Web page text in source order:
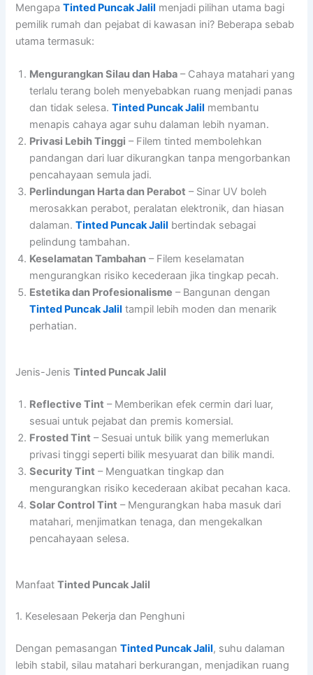
MengapaTinted Puncak Jalil menjadi pilihan utama bagi
pemilik rumah dan pejabat di kawasan ini? Beberapa sebab
utama termasuk:
Mengurangkan Silau dan Haba – Cahaya matahari yang
terlalu terang boleh menyebabkan ruang menjadi panas
dan tidak selesa.Tinted Puncak Jalil membantu
menapis cahaya agar suhu dalaman lebih nyaman.
Privasi Lebih Tinggi – Filem tinted membolehkan
pandangan dari luar dikurangkan tanpa mengorbankan
pencahayaan semula jadi.
Perlindungan Harta dan Perabot – Sinar UV boleh
merosakkan perabot, peralatan elektronik, dan hiasan
dalaman.Tinted Puncak Jalil bertindak sebagai
pelindung tambahan.
Keselamatan Tambahan – Filem keselamatan
mengurangkan risiko kecederaan jika tingkap pecah.
Estetika dan Profesionalisme – Bangunan dengan
Tinted Puncak Jalil tampil lebih moden dan menarik
perhatian.
Jenis-JenisTinted Puncak Jalil
Reflective Tint – Memberikan efek cermin dari luar,
sesuai untuk pejabat dan premis komersial.
Frosted Tint – Sesuai untuk bilik yang memerlukan
privasi tinggi seperti bilik mesyuarat dan bilik mandi.
Security Tint – Menguatkan tingkap dan
mengurangkan risiko kecederaan akibat pecahan kaca.
Solar Control Tint – Mengurangkan haba masuk dari
matahari, menjimatkan tenaga, dan mengekalkan
pencahayaan selesa.
ManfaatTinted Puncak Jalil
1. Keselesaan Pekerja dan Penghuni
Dengan pemasanganTinted Puncak Jalil, suhu dalaman
lebih stabil, silau matahari berkurangan, menjadikan ruang